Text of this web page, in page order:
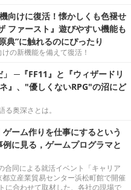
向けに復活！懐かしくも色褪せ
ファースト』遊びやすい機能も
典”に触れるのにぴったり
の新機能を備えて復活！
」 ─『FF11』と『ウィザードリ
』、"優しくないRPG"の沼にど
奥深さとは。
ゲーム作りを仕事にするという
に見る，ゲームプログラマと
同による就活イベント「キャリア
立産業貿易センター浜松町館で開催
に合わせて取材した、各社の現場で